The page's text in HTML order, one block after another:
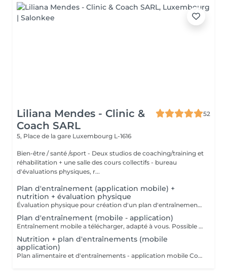
Liliana Mendes - Clinic &
Coach SARL
52
5, Place de la gare Luxembourg L-1616
Bien-être / santé /sport - Deux studios de coaching/training et
réhabilitation + une salle des cours collectifs - bureau
d'évaluations physiques, r...
Plan d'entraînement (application mobile) +
nutrition + évaluation physique
Évaluation physique pour création d'un plan d'entraînement et alimentaire (application mobile a télécharger) VALABLE 1 MOIS!!! +00352 691 60 25 60 (whatsapp) ou clinic.coach@lilianamendes.eu
Plan d'entraînement (mobile - application)
Entraînement mobile a télécharger, adapté à vous. Possible de faire a la maison ou dans an outre fitness Explications en vidéo de chaque movements de votre Entraînement Tous les coordonnées donnés par téléphone pour réalisation de votre programme d'entraînement personnalisé (questionnaire) VALABLE 1 MOIS !!! CONTACTEZ NOUS +691 60 26 60 ou clinic.coach@lilianamendes.eu
Nutrition + plan d'entraînements (mobile
application)
Plan alimentaire et d'entraînements - application mobile Coordonnées donné par téléphone pour élaboration d'un programme d'alimentation et alimentaire personnalisé (questionnaire) VALABLE POUR 1 MOIS !!! CONTACTEZ NOUS - +352 691 60 25 60 ( whatsapp) ou clinic.coach@lilianamendes.eu